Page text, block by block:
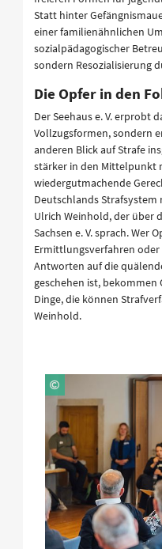
Statt hinter
einer familienähnlichen
sozialpädagogischer
sondern Resozialisierung
Die Opfer in den
Der Seehaus e. V. erprobt
Vollzugsformen, sondern
anderen Blick auf Strafe
stärker in den Mittelpunkt
wiedergutmachende
Deutschlands Strafsystem
Ulrich Weinhold, der über
Sachsen e. V. sprach. Wer
Ermittlungsverfahren
Antworten auf die
geschehen ist, bekommen
Dinge, die können
Weinhold.